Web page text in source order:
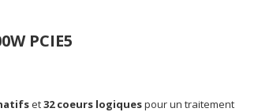
PCIE5
et32 coeurs logiquespour un traitement